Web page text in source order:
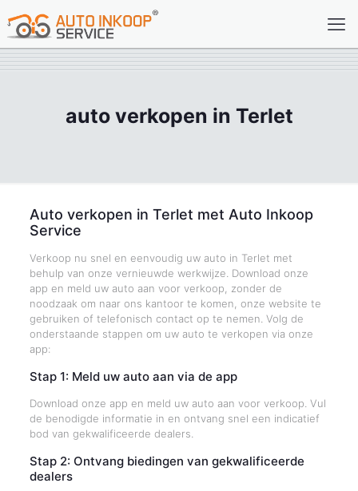
auto verkopen in Terlet
Auto verkopen in Terlet met Auto Inkoop
Service
Verkoop nu snel en eenvoudig uw auto in Terlet met
behulp van onze vernieuwde werkwijze. Download onze
app en meld uw auto aan voor verkoop, zonder de
noodzaak om naar ons kantoor te komen, onze website te
gebruiken of telefonisch contact op te nemen. Volg de
onderstaande stappen om uw auto te verkopen via onze
app:
Stap 1: Meld uw auto aan via de app
Download onze app en meld uw auto aan voor verkoop. Vul
de benodigde informatie in en ontvang snel een indicatief
bod van gekwalificeerde dealers.
Stap 2: Ontvang biedingen van gekwalificeerde
dealers